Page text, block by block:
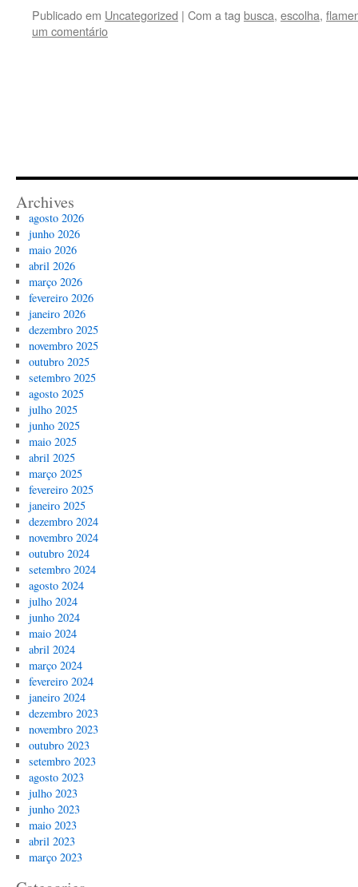
Publicado em Uncategorized | Com a tag busca, escolha,
um comentário
Archives
agosto 2026
junho 2026
maio 2026
abril 2026
março 2026
fevereiro 2026
janeiro 2026
dezembro 2025
novembro 2025
outubro 2025
setembro 2025
agosto 2025
julho 2025
junho 2025
maio 2025
abril 2025
março 2025
fevereiro 2025
janeiro 2025
dezembro 2024
novembro 2024
outubro 2024
setembro 2024
agosto 2024
julho 2024
junho 2024
maio 2024
abril 2024
março 2024
fevereiro 2024
janeiro 2024
dezembro 2023
novembro 2023
outubro 2023
setembro 2023
agosto 2023
julho 2023
junho 2023
maio 2023
abril 2023
março 2023